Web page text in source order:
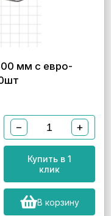
мм с евро-
− +
Купить в 1
клик
В корзину